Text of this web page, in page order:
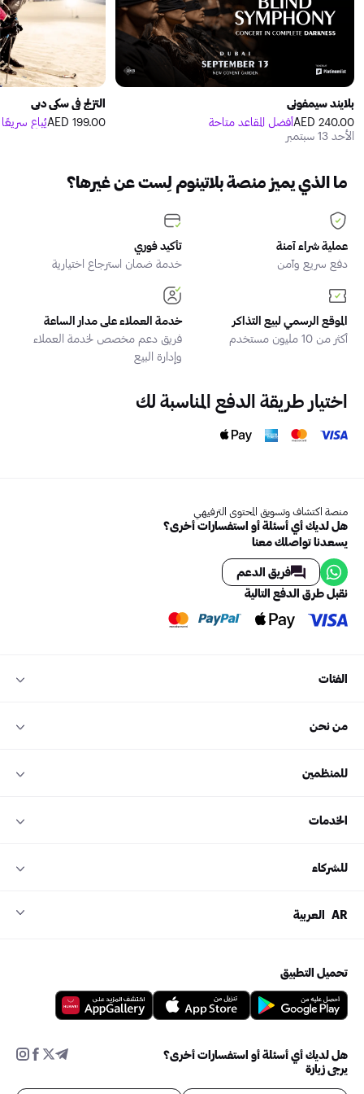
بلايند سيمفوني
240.00 AED
أفضل المقاعد متاحة
الأحد 13 سبتمبر
التزلج في سكي دبي
199.00 AED
يُباع سريعًا
ما الذي يميز منصة بلاتينوم لِست عن غيرها؟
عملية شراء آمنة
دفع سريع وآمن
تأكيد فوري
خدمة ضمان استرجاع اختيارية
الموقع الرسمي لبيع التذاكر
أكثر من 10 مليون مستخدم
خدمة العملاء على مدار الساعة
فريق دعم مخصص لخدمة العملاء
وإدارة البيع
اختيار طريقة الدفع المناسبة لك
منصة اكتشاف وتسويق المحتوى الترفيهي
هل لديك أي أسئلة أو استفسارات أخرى؟
يسعدنا تواصلك معنا
فريق الدعم
نقبل طرق الدفع التالية
الفئات
من نحن
للمنظمين
الخدمات
للشركاء
AR العربية
تحميل التطبيق
هل لديك أي أسئلة أو استفسارات أخرى؟
يرجى زيارة